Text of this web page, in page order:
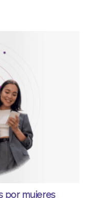
por mujeres